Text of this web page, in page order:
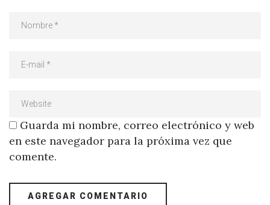
Guarda mi nombre, correo electrónico y web
en este navegador para la próxima vez que
comente.